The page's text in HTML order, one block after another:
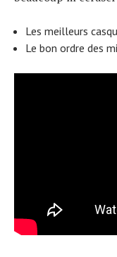
Les meilleurs
Le bon ordre des